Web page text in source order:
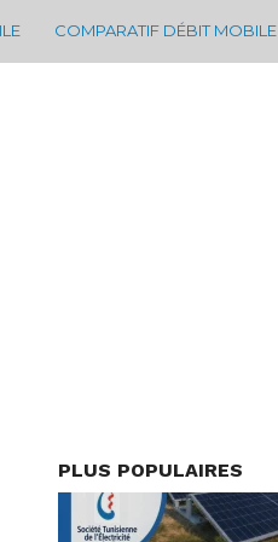
COMPARATIF DÉBIT MOBILE
PLUS POPULAIRES